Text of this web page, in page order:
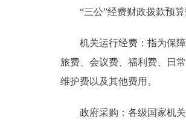
“三公”经费财政拨款预算
机关运行经费：指为保障
旅费、会议费、福利费、日
维护费以及其他费用。
政府采购：各级国家机关